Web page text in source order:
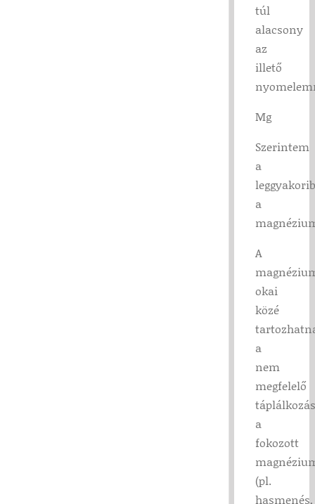
túl
alacsony
az
illető
Mg
Szerintem
a
a
A
okai
közé
a
nem
megfelelő
a
fokozott
(pl.
hasmenés,